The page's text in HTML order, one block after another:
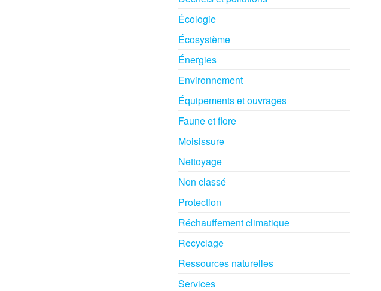
Écologie
Écosystème
Énergies
Environnement
Équipements et ouvrages
Faune et flore
Moisissure
Nettoyage
Non classé
Protection
Réchauffement climatique
Recyclage
Ressources naturelles
Services